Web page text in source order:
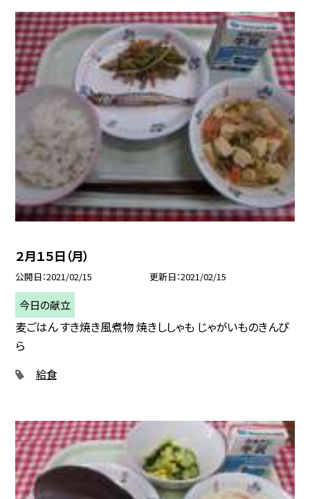
２月１５日（月）
公開日 2021/02/15 更新日 2021/02/15
今日の献立
麦ごはん すき焼き風煮物 焼きししゃも じゃがいものきんぴ
ら
給食